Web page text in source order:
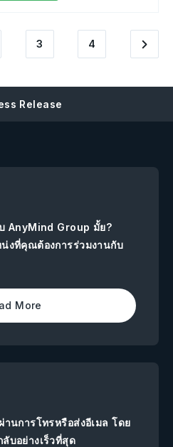
3 4
Release
AnyMind Group มั้ย?
งที่คุณต้องการร่วมงานกับ
More
นการโทรหรือส่งอีเมล โดย
บอย่างเร็วที่สุด